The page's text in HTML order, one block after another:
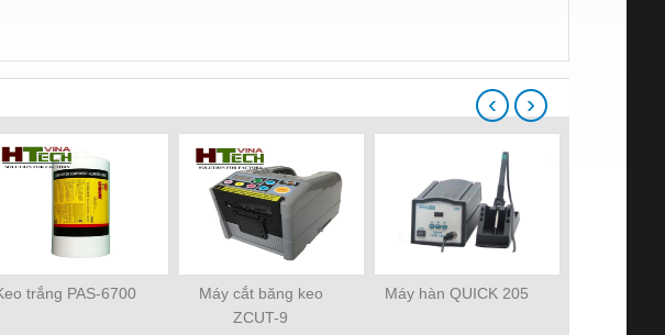
trắng PAS-6700
Máy cắt băng keo
ZCUT-9
Máy hàn QUICK 205
‹ ›